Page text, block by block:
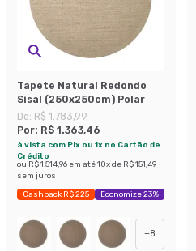
Tapete Natural Redondo
Sisal (250x250cm) Polar
De:R$ 1.783,99
Por: R$ 1.363,46
à vista com Pix ou 1x no Cartão de
Crédito
ou R$ 1.514,96 em até10x de R$ 151,49
sem juros
Cashback R$ 225 Economize 23%
+8